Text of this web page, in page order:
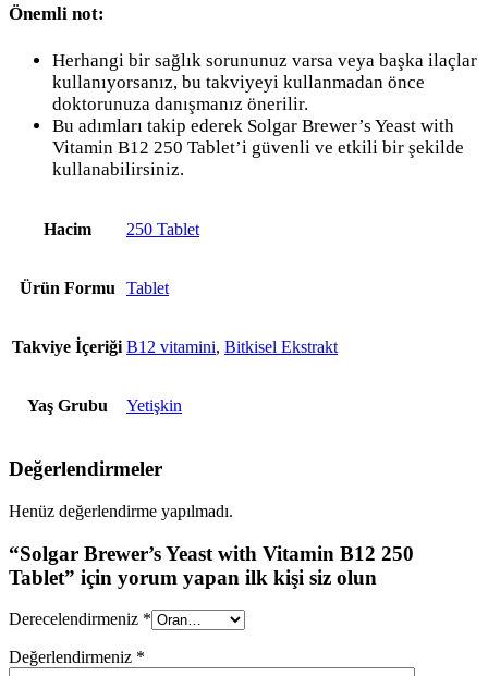
Önemli not:
Herhangi bir sağlık sorununuz varsa veya başka ilaçlar
kullanıyorsanız, bu takviyeyi kullanmadan önce
doktorunuza danışmanız önerilir.
Bu adımları takip ederek Solgar Brewer’s Yeast with
Vitamin B12 250 Tablet’i güvenli ve etkili bir şekilde
kullanabilirsiniz.
Hacim 250 Tablet
Ürün Formu Tablet
Takviye İçeriği B12 vitamini, Bitkisel Ekstrakt
Yaş Grubu Yetişkin
Değerlendirmeler
Henüz değerlendirme yapılmadı.
“Solgar Brewer’s Yeast with Vitamin B12 250
Tablet” için yorum yapan ilk kişi siz olun
Derecelendirmeniz *
Değerlendirmeniz *